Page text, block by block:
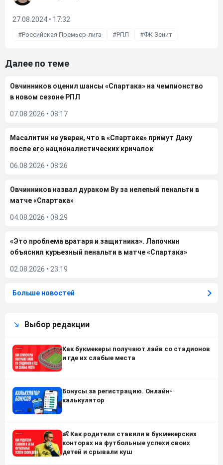
27.08.2024 • 17:32
Российская Премьер-лига РПЛ ФК Зенит
Далее по теме
Овчинников оценил шансы «Спартака» на чемпионство
в новом сезоне РПЛ
07.08.2026 • 08:17
Масалитин не уверен, что в «Спартаке» примут Даку
после его националистических кричалок
06.08.2026 • 08:26
Овчинников назвал дураком Ву за нелепый пенальти в
матче «Спартака»
04.08.2026 • 08:29
«Это проблема вратаря и защитника». Лапочкин
объяснил курьезный пенальти в матче «Спартака»
02.08.2026 • 23:19
Больше новостей
Выбор редакции
Как букмекеры получают лайв со стадионов
и где их слабые места
Бонусы за регистрацию. Онлайн-
калькулятор
👶 Как родители ставили в букмекерских
конторах на футбольные успехи своих
детей и срывали куш